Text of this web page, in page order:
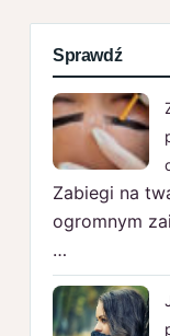
Sprawdź
Zabiegi na
ogromnym
…